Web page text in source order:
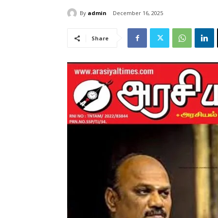
By admin December 16, 2025
Share